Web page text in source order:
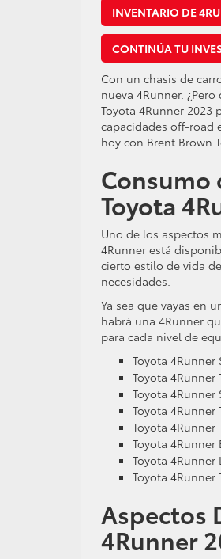
INVENTARIO DE
CONTINÚA TU
Con un chasis de
nueva 4Runner.
Toyota 4Runner 2023
capacidades off-road
hoy con Brent Brown
Consumo
Toyota
Uno de los aspectos
4Runner está
cierto estilo de vida
necesidades.
Ya sea que vayas en
habrá una 4Runner
para cada nivel de
Toyota 4Runner
Toyota 4Runner
Toyota 4Runner
Toyota 4Runner
Toyota 4Runner
Toyota 4Runner
Toyota
Toyota 4Runner
Aspectos
4Runner